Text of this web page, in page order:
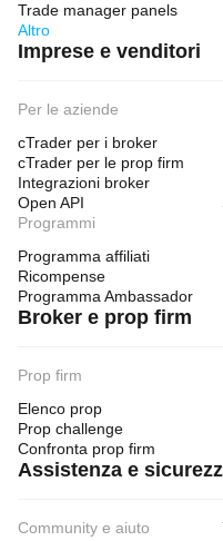
Trade manager panels
Altro
Imprese e venditori
Per le aziende
cTrader per i broker
cTrader per le prop firm
Integrazioni broker
Open API
Programmi
Programma affiliati
Ricompense
Programma Ambassador
Broker e prop firm
Prop firm
Elenco prop
Prop challenge
Confronta prop firm
Assistenza e
Community e aiuto